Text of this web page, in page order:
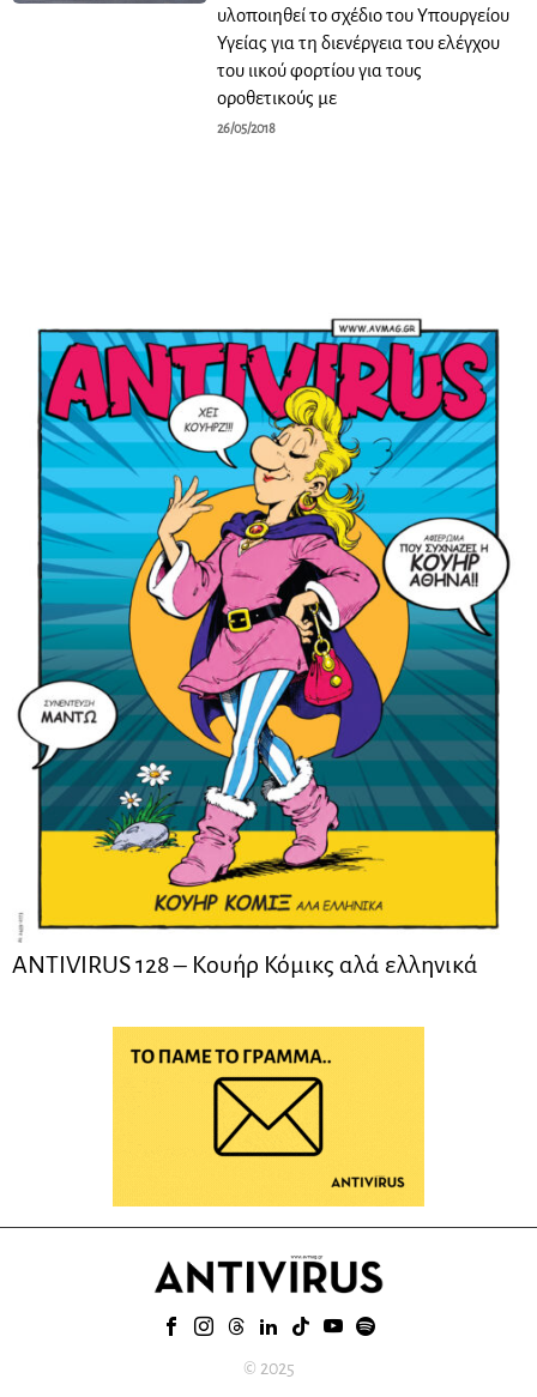
υλοποιηθεί το σχέδιο του Υπουργείου
Υγείας για τη διενέργεια του ελέγχου
του ιικού φορτίου για τους
οροθετικούς με
26/05/2018
ANTIVIRUS 128 – Kουήρ Κόμικς αλά ελληνικά
© 2025